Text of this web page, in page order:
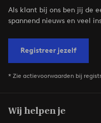
Als klant bij ons ben jij de
spannend nieuws en veel
Registreer jezelf
* Zie actievoorwaarden bij
Wij helpen je